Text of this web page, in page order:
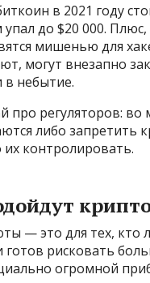
в 2021 году
упал до $20 000.
мишенью для
могут внезапно
в небытие.
про регуляторов: во
либо запретить
их контролировать.
— это для тех, кто
готов рисковать
огромной